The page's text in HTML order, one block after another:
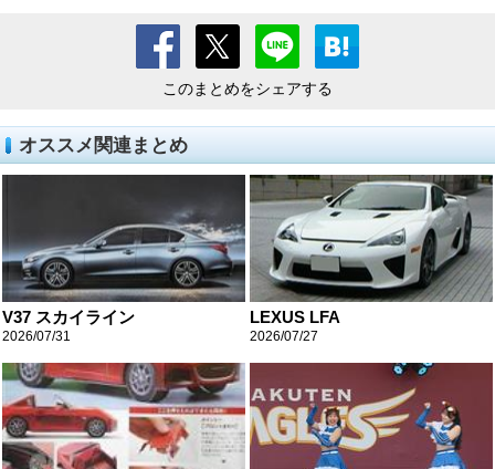
このまとめをシェアする
オススメ関連まとめ
V37 スカイライン
2026/07/31
LEXUS LFA
2026/07/27